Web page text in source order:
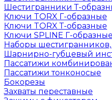
Шестигранники Т-
Ключи TORX Г-образные
Ключи TORX Т-образные
Ключи SPLINE Г-образные
Наборы шестигранников,
Шарнирно-губцевый
Пассатижи
Пассатижи тонконосые
Бокорезы
Захваты переставные